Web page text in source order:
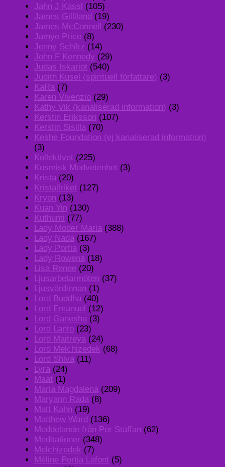
Jahn J Kassl (105)
James Gilliland (19)
James McConnell
(230)
Jamye Price (8)
Jenny Schiltz (14)
John F Kennedy (29)
Judas Iskariot (540)
Judith Kusel (spirituell författare) (3)
KaRa (7)
Karen Vivenzio (29)
Kathy Vik (kanaliserad information) (3)
Kerstin Eriksson (107)
Kerstin Sisilla (70)
Keshe Foundation (ej kanaliserad information)
(3)
Kollektivet (225)
Kosmisk Medvetenhet (3)
Krista (20)
Kristallriket (127)
Kryon (13)
Kuan Yin (130)
Kuthumi (77)
Lady Moder Maria (388)
Lady Nada (167)
Lady Portia (3)
Lady Rowena (18)
Lisa Renee (20)
Ljusarbetarmöten (37)
Ljusvärdinnan (1)
Lord Buddha (40)
Lord Emanuel (12)
Lord Ganesha (3)
Lord Lanto (23)
Lord Maitreya (24)
Lord Melchizedek (68)
Lord Shiva (11)
Lyra (24)
Maat (1)
Maria Magdalena (209)
Maryann Rada (8)
Matt Kahn (19)
Matthew Ward (136)
Meddelande från Per Staffan (62)
Meditationer (348)
Melchizedek (7)
Méline Portia Lafont (5)